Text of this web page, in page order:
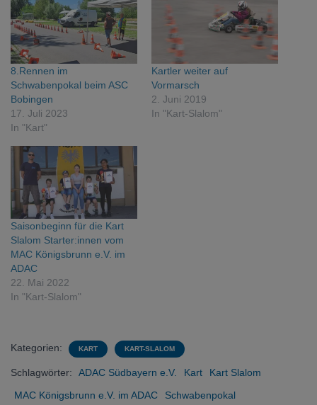
8.Rennen im
Schwabenpokal beim ASC
Bobingen
17. Juli 2023
In "Kart"
Kartler weiter auf
Vormarsch
2. Juni 2019
In "Kart-Slalom"
Saisonbeginn für die Kart
Slalom Starter:innen vom
MAC Königsbrunn e.V. im
ADAC
22. Mai 2022
In "Kart-Slalom"
Kategorien: KART KART-SLALOM
Schlagwörter: ADAC Südbayern e.V. Kart
Kart Slalom
MAC Königsbrunn e.V. im ADAC
Schwabenpokal